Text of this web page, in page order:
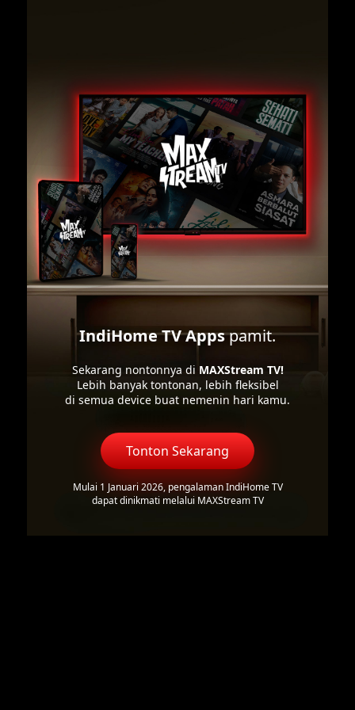
IndiHome TV Appspamit.
Sekarang nontonnya di MAXStream TV!
Lebih banyak tontonan, lebih fleksibel
di semua device buat nemenin hari kamu.
Tonton Sekarang
Mulai 1 Januari 2026, pengalaman IndiHome TV
dapat dinikmati melalui MAXStream TV